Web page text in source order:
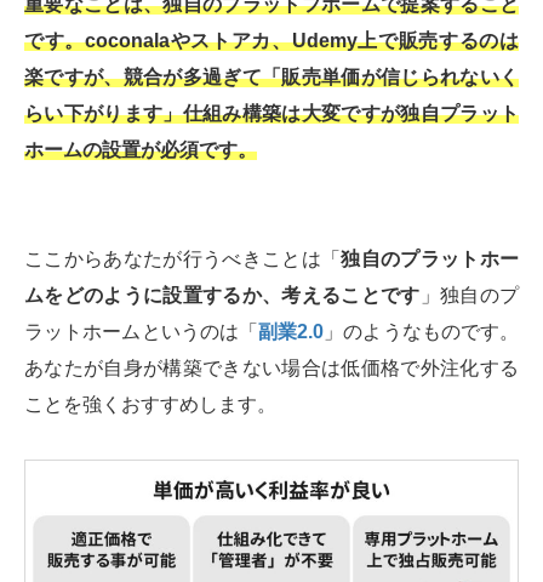
です。coconalaやストアカ、Udemy上で販売するのは
楽ですが、競合が多過ぎて「販売単価が信じられないく
らい下がります」仕組み構築は大変ですが独自プラット
ホームの設置が必須です。
ここからあなたが行うべきことは「独自のプラットホー
ムをどのように設置するか、考えることです 」独自のプ
ラットホームというのは「 副業2.0 」のようなものです。
あなたが自身が構築できない場合は低価格で外注化する
ことを強くおすすめします。